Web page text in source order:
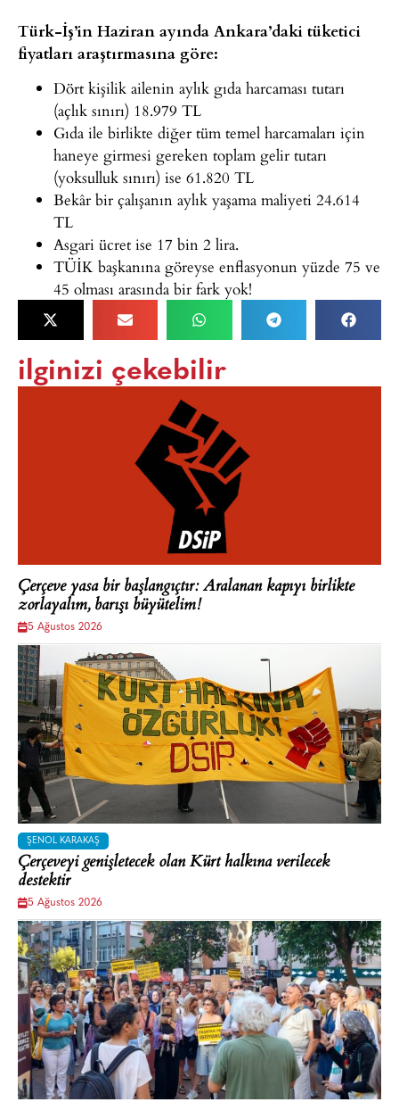
Türk-İş’in Haziran ayında Ankara’daki tüketici
fiyatları araştırmasına göre:
Dört kişilik ailenin aylık gıda harcaması tutarı
(açlık sınırı) 18.979 TL
Gıda ile birlikte diğer tüm temel harcamaları için
haneye girmesi gereken toplam gelir tutarı
(yoksulluk sınırı) ise 61.820 TL
Bekâr bir çalışanın aylık yaşama maliyeti 24.614
TL
Asgari ücret ise 17 bin 2 lira.
TÜİK başkanına göreyse enflasyonun yüzde 75 ve
45 olması arasında bir fark yok!
ilginizi çekebilir
Çerçeve yasa bir başlangıçtır: Aralanan kapıyı birlikte
zorlayalım, barışı büyütelim!
5 Ağustos 2026
ŞENOL KARAKAŞ
Çerçeveyi genişletecek olan Kürt halkına verilecek
destektir
5 Ağustos 2026